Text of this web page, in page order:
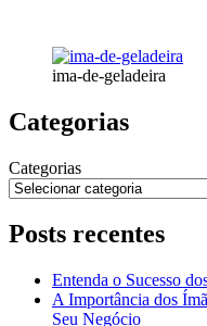
ima-de-geladeira
Categorias
Categorias
Posts recentes
Entenda o Sucesso
A Importância dos
Seu Negócio